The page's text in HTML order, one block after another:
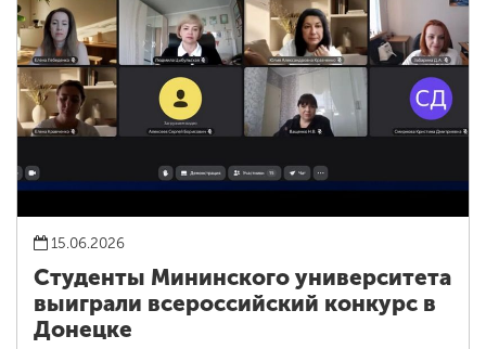
15.06.2026
Студенты Мининского университета
выиграли всероссийский конкурс в
Донецке